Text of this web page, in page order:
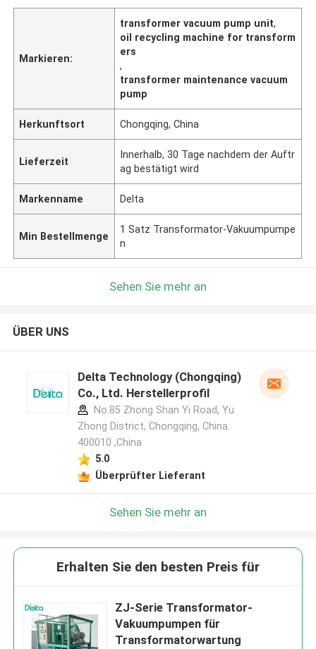
Markieren:
transformer vacuum pump unit,
oil recycling machine for transform
ers
,
transformer maintenance vacuum
pump
Herkunftsort Chongqing, China
Lieferzeit
Innerhalb, 30 Tage nachdem der Auftr
ag bestätigt wird
Markenname Delta
Min Bestellmenge
1 Satz Transformator-Vakuumpumpe
n
Sehen Sie mehr an
ÜBER UNS
Delta Technology (Chongqing)
Co., Ltd. Herstellerprofil
No.85 Zhong Shan Yi Road, Yu
Zhong District, Chongqing, China.
400010 ,China
5.0
Überprüfter Lieferant
Sehen Sie mehr an
Erhalten Sie den besten Preis für
ZJ-Serie Transformator-
Vakuumpumpen für
Transformatorwartung